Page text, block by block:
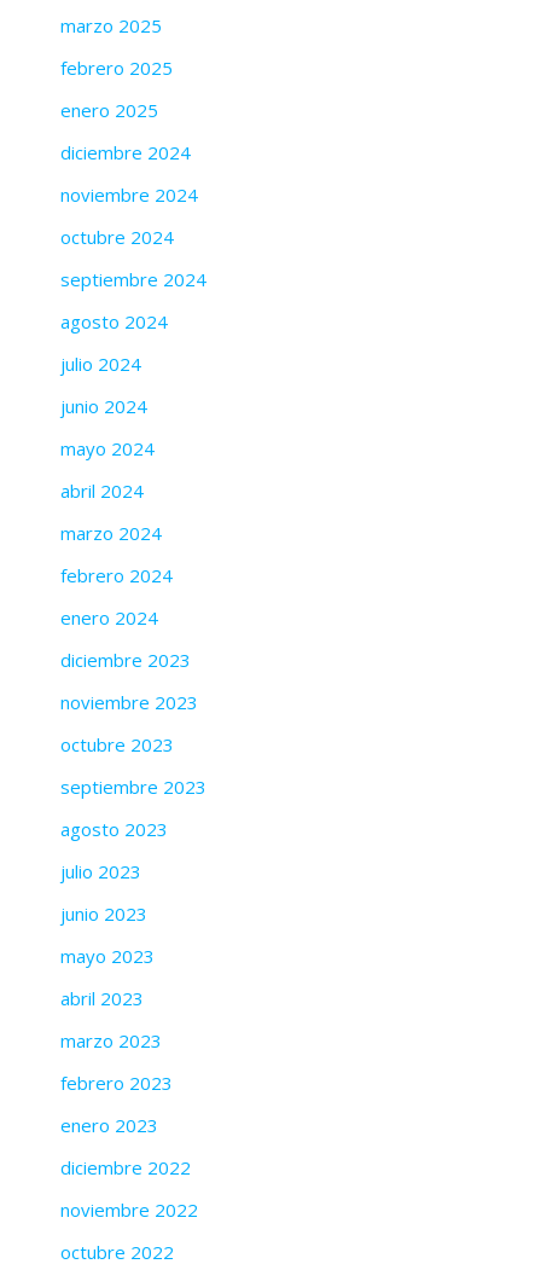
marzo 2025
febrero 2025
enero 2025
diciembre 2024
noviembre 2024
octubre 2024
septiembre 2024
agosto 2024
julio 2024
junio 2024
mayo 2024
abril 2024
marzo 2024
febrero 2024
enero 2024
diciembre 2023
noviembre 2023
octubre 2023
septiembre 2023
agosto 2023
julio 2023
junio 2023
mayo 2023
abril 2023
marzo 2023
febrero 2023
enero 2023
diciembre 2022
noviembre 2022
octubre 2022